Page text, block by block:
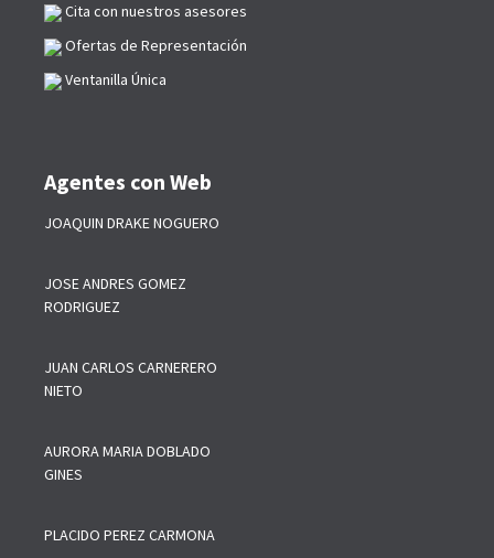
Cita con nuestros asesores
Ofertas de Representación
Ventanilla Única
Agentes con Web
JOAQUIN DRAKE NOGUERO
JOSE ANDRES GOMEZ
RODRIGUEZ
JUAN CARLOS CARNERERO
NIETO
AURORA MARIA DOBLADO
GINES
PLACIDO PEREZ CARMONA